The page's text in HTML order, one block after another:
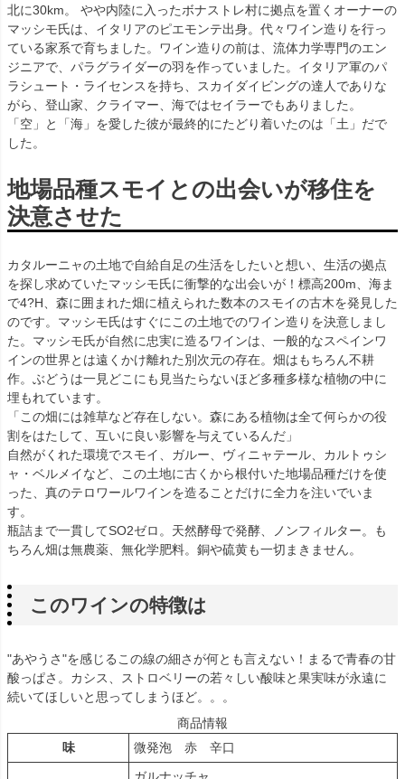
北に30km。 やや内陸に入ったボナストレ村に拠点を置くオーナーの
マッシモ氏は、イタリアのピエモンテ出身。代々ワイン造りを行っ
ている家系で育ちました。ワイン造りの前は、流体力学専門のエン
ジニアで、パラグライダーの羽を作っていました。イタリア軍のパ
ラシュート・ライセンスを持ち、スカイダイビングの達人でありな
がら、登山家、クライマー、海ではセイラーでもありました。
「空」と「海」を愛した彼が最終的にたどり着いたのは「土」だで
した。
地場品種スモイとの出会いが移住を
決意させた
カタルーニャの土地で自給自足の生活をしたいと想い、生活の拠点
を探し求めていたマッシモ氏に衝撃的な出会いが！標高200m、海ま
で4?H、森に囲まれた畑に植えられた数本のスモイの古木を発見した
のです。マッシモ氏はすぐにこの土地でのワイン造りを決意しまし
た。マッシモ氏が自然に忠実に造るワインは、一般的なスペインワ
インの世界とは遠くかけ離れた別次元の存在。畑はもちろん不耕
作。ぶどうは一見どこにも見当たらないほど多種多様な植物の中に
埋もれています。
「この畑には雑草など存在しない。森にある植物は全て何らかの役
割をはたして、互いに良い影響を与えているんだ」
自然がくれた環境でスモイ、ガルー、ヴィニャテール、カルトゥシ
ャ・ベルメイなど、この土地に古くから根付いた地場品種だけを使
った、真のテロワールワインを造ることだけに全力を注いでいま
す。
瓶詰まで一貫してSO2ゼロ。天然酵母で発酵、ノンフィルター。も
ちろん畑は無農薬、無化学肥料。銅や硫黄も一切まきません。
このワインの特徴は
"あやうさ"を感じるこの線の細さが何とも言えない！まるで青春の甘
酸っぱさ。カシス、ストロベリーの若々しい酸味と果実味が永遠に
続いてほしいと思ってしまうほど。。。
商品情報
味
微発泡 赤 辛口